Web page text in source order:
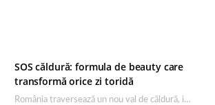
SOS căldură: formula de beauty care
transformă orice zi toridă
România traversează un nou val de căldură, iar rutina de îngrijire capătă un rol esențial…